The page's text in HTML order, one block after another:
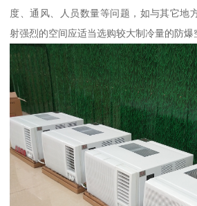
度、通风、人员数量等问题，如与其它地
射强烈的空间应适当选购较大制冷量的防爆